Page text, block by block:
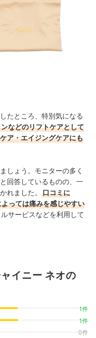
たところ、特別気になる
などのリフトケアとして
ア・エイジングケアにも
しょう。モニターの多く
回答しているものの、一
れました。
口コミに
っては痛みを感じやすい
サービスなどを利用して
イニー ネオの
1件
1件
0件